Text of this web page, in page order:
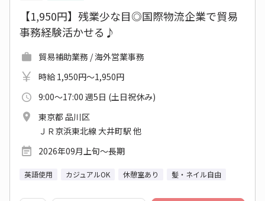
【1,950円】残業少な目◎国際物流企業で貿易
事務経験活かせる♪
貿易補助業務 / 海外営業事務
時給 1,950円～1,950円
9:00～17:00 週5日 (土日祝休み)
東京都 品川区
ＪＲ京浜東北線 大井町駅 他
2026年09月上旬～長期
英語使用 カジュアルOK 休憩室あり 髪・ネイル自由